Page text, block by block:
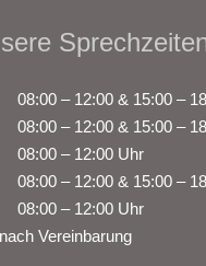
08:00 – 12:00 & 15:00 –
08:00 – 12:00 & 15:00 –
08:00 – 12:00 Uhr
08:00 – 12:00 & 15:00 –
08:00 – 12:00 Uhr
Vereinbarung